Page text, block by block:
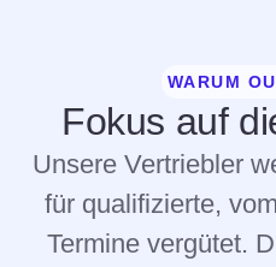
WARUM
Fokus auf
Unsere Vertriebler
für qualifizierte,
Termine vergütet.